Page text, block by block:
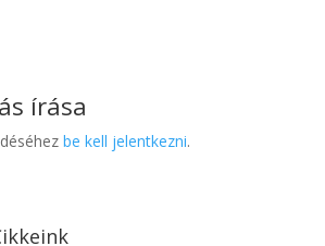
írása
be kell jelentkezni.